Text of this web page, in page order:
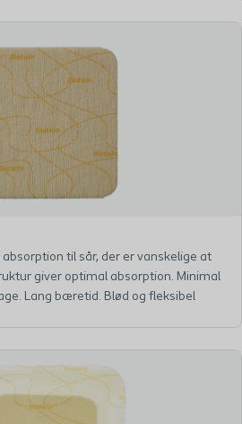
til sår, der er vanskelige at
giver optimal absorption. Minimal
Lang bæretid. Blød og fleksibel